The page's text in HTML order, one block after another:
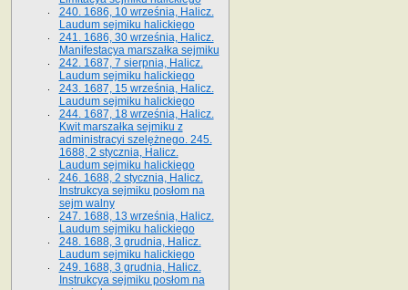
240. 1686, 10 września, Halicz.
Laudum sejmiku halickiego
241. 1686, 30 września, Halicz.
Manifestacya marszałka sejmiku
242. 1687, 7 sierpnia, Halicz.
Laudum sejmiku halickiego
243. 1687, 15 września, Halicz.
Laudum sejmiku halickiego
244. 1687, 18 września, Halicz.
Kwit marszałka sejmiku z
administracyi szelężnego. 245.
1688, 2 stycznia, Halicz.
Laudum sejmiku halickiego
246. 1688, 2 stycznia, Halicz.
Instrukcya sejmiku posłom na
sejm walny
247. 1688, 13 września, Halicz.
Laudum sejmiku halickiego
248. 1688, 3 grudnia, Halicz.
Laudum sejmiku halickiego
249. 1688, 3 grudnia, Halicz.
Instrukcya sejmiku posłom na